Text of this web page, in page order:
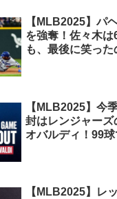
【MLB2025】パ
を強奪！佐々木は
も、最後に笑っ
【MLB2025】今
封はレンジャーズ
オバルディ！99球
【MLB2025】レ